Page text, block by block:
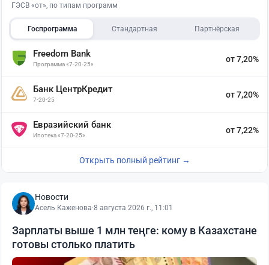
ГЭСВ «от», по типам программ
Госпрограмма Стандартная Партнёрская
Freedom Bank
Программа «7-20-25»
от 7,20%
Банк ЦентрКредит
7-20-25
от 7,20%
Евразийский банк
Ипотека «7-20-25»
от 7,22%
Открыть полный рейтинг →
Новости
Асель Каженова·8 августа 2026 г., 11:01
Зарплаты выше 1 млн теңге: кому в Казахстане
готовы столько платить